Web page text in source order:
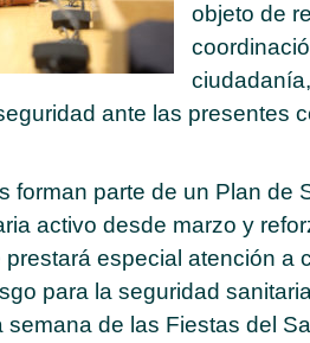
objeto de
ante las presentes
forman parte de un Plan de
activo desde marzo y
especial atención a
para la seguridad
semana de las Fiestas del